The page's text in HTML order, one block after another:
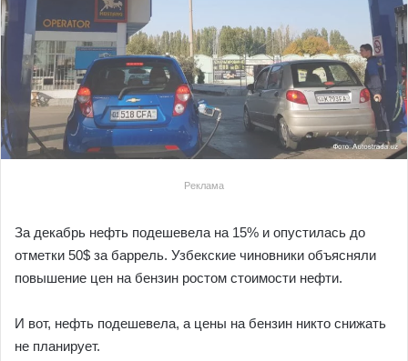
Реклама
За декабрь нефть подешевела на 15% и опустилась до
отметки 50$ за баррель. Узбекские чиновники объясняли
повышение цен на бензин ростом стоимости нефти.
И вот, нефть подешевела, а цены на бензин никто снижать
не планирует.